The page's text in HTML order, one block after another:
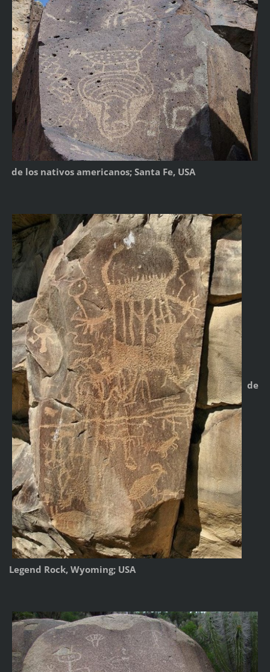
de los nativos americanos; Santa Fe, USA
de
Legend Rock, Wyoming; USA